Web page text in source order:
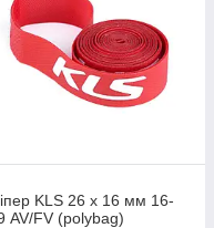
KLS 26 x 16 мм 16-
AV/FV (polybag)